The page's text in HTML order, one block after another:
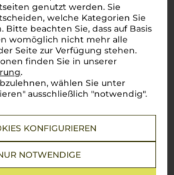
genutzt werden. Sie
welche Kategorien Sie
Bitte beachten Sie, dass auf Basis
womöglich nicht mehr alle
Seite zur Verfügung stehen.
finden Sie in unserer
.
wählen Sie unter
ausschließlich "notwendig".
KONFIGURIEREN
NOTWENDIGE